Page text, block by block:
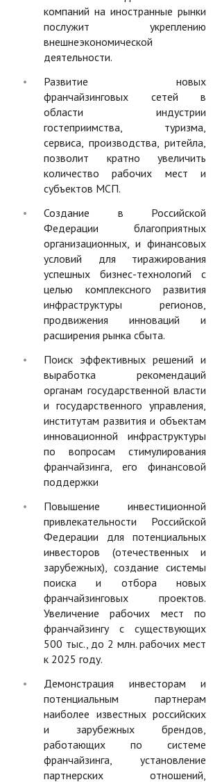
компаний на иностранные рынки
послужит укреплению
внешнеэкономической
деятельности.
Развитие новых
франчайзинговых сетей в
области индустрии
гостеприимства, туризма,
сервиса, производства, ритейла,
позволит кратно увеличить
количество рабочих мест и
субъектов МСП.
Создание в Российской
Федерации благоприятных
организационных, и финансовых
условий для тиражирования
успешных бизнес-технологий с
целью комплексного развития
инфраструктуры регионов,
продвижения инноваций и
расширения рынка сбыта.
Поиск эффективных решений и
выработка рекомендаций
органам государственной власти
и государственного управления,
институтам развития и объектам
инновационной инфраструктуры
по вопросам стимулирования
франчайзинга, его финансовой
поддержки
Повышение инвестиционной
привлекательности Российской
Федерации для потенциальных
инвесторов (отечественных и
зарубежных), создание системы
поиска и отбора новых
франчайзинговых проектов.
Увеличение рабочих мест по
франчайзингу с существующих
500 тыс., до 2 млн. рабочих мест
к 2025 году.
Демонстрация инвесторам и
потенциальным партнерам
наиболее известных российских
и зарубежных брендов,
работающих по системе
франчайзинга, установление
партнерских отношений,